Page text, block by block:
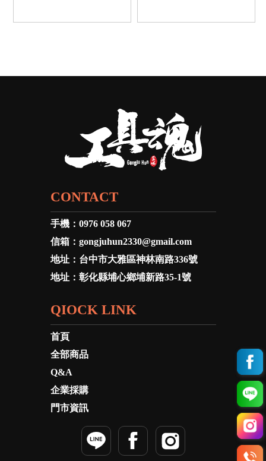
CONTACT
手機： 0976 058 067
信箱： gongjuhun2330@gmail.com
地址： 台中市大雅區神林南路336號
地址： 彰化縣埔心鄉埔新路35-1號
QIOCK LINK
首頁
全部商品
Q&A
企業採購
門市資訊